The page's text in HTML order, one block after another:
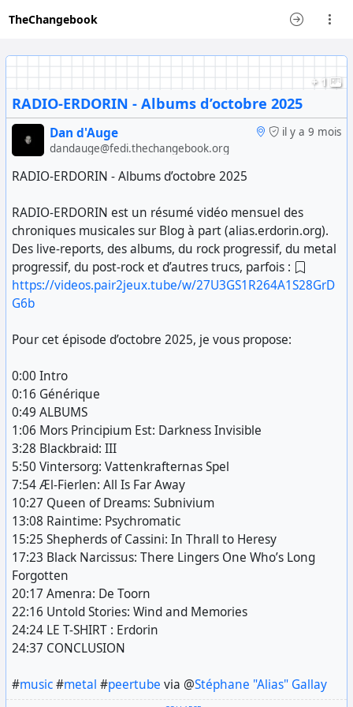
TheChangebook
+ 1
RADIO-ERDORIN - Albums d’octobre 2025
il y a 9 mois
Dan d'Auge
dandauge@fedi.thechangebook.org
RADIO-ERDORIN - Albums d’octobre 2025
RADIO-ERDORIN est un résumé vidéo mensuel des
chroniques musicales sur Blog à part (alias.erdorin.org).
Des live-reports, des albums, du rock progressif, du metal
progressif, du post-rock et d’autres trucs, parfois :
https://videos.pair2jeux.tube/w/27U3GS1R264A1S28GrD
G6b
Pour cet épisode d’octobre 2025, je vous propose:
0:00 Intro
0:16 Générique
0:49 ALBUMS
1:06 Mors Principium Est: Darkness Invisible
3:28 Blackbraid: III
5:50 Vintersorg: Vattenkrafternas Spel
7:54 Æl-Fierlen: All Is Far Away
10:27 Queen of Dreams: Subnivium
13:08 Raintime: Psychromatic
15:25 Shepherds of Cassini: In Thrall to Heresy
17:23 Black Narcissus: There Lingers One Who’s Long
Forgotten
20:17 Amenra: De Toorn
22:16 Untold Stories: Wind and Memories
24:24 LE T-SHIRT : Erdorin
24:37 CONCLUSION
#music#metal #peertube via @Stéphane "Alias" Gallay